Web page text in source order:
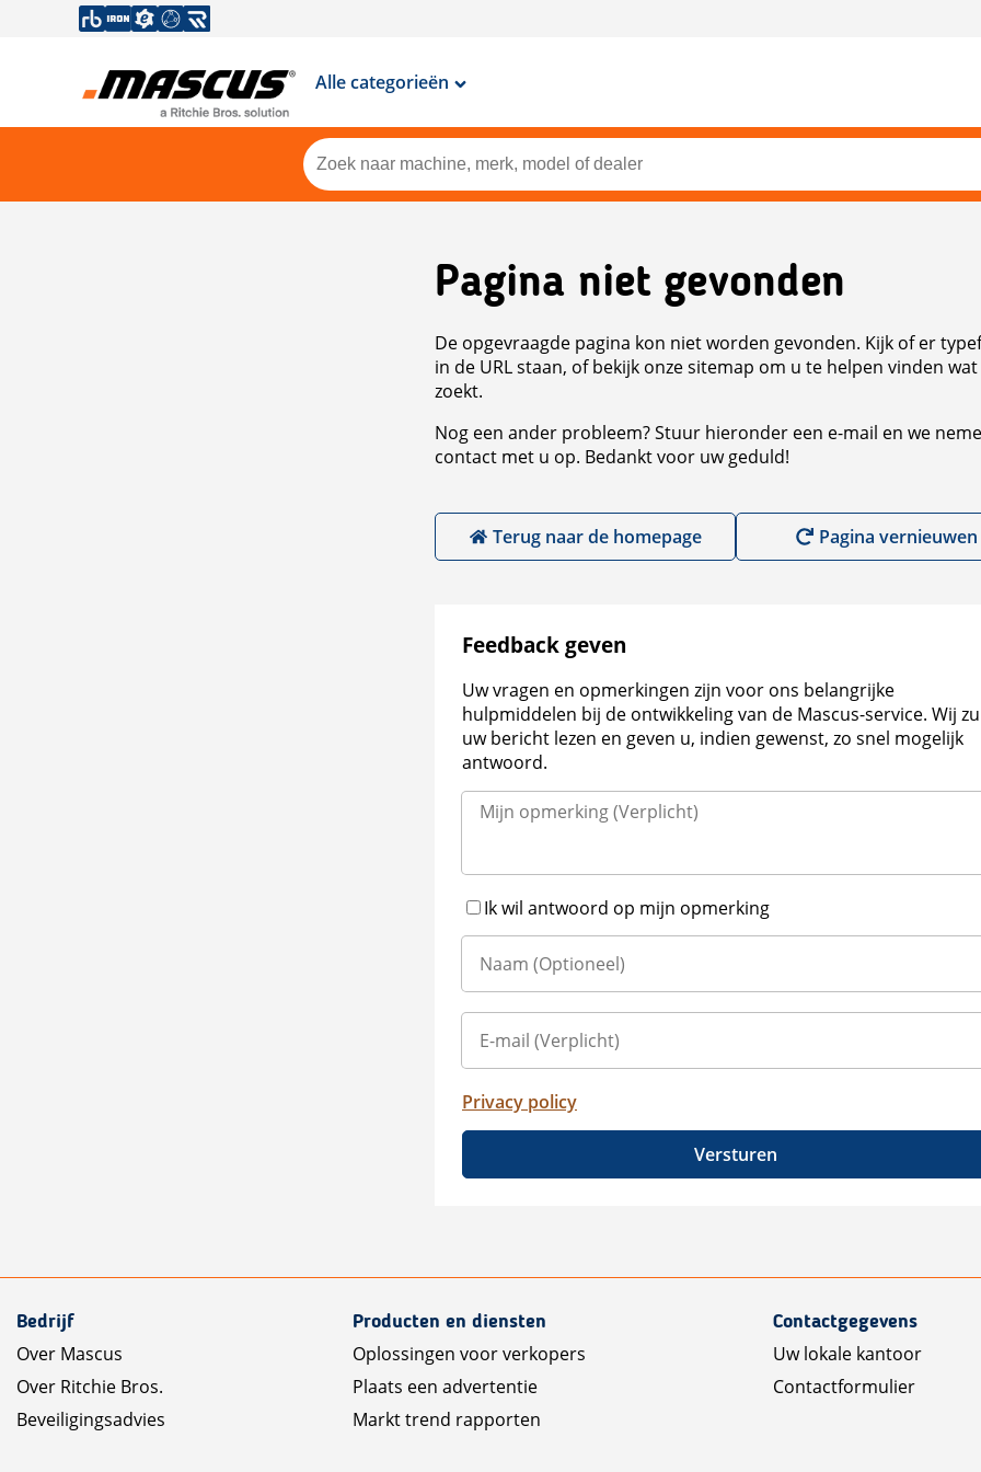
Alle categorieën
Pagina niet gevonden
De opgevraagde pagina kon niet worden gevonden. Kijk of er
in de URL staan, of bekijk onze sitemap om u te helpen vinden
zoekt.
Nog een ander probleem? Stuur hieronder een e-mail en we
contact met u op. Bedankt voor uw geduld!
Terug naar de homepage Pagina vernieuwen
Feedback geven
Uw vragen en opmerkingen zijn voor ons belangrijke
hulpmiddelen bij de ontwikkeling van de Mascus-service. Wij
uw bericht lezen en geven u, indien gewenst, zo snel mogelijk
antwoord.
Ik wil antwoord op mijn opmerking
Privacy policy
Versturen
Bedrijf
Over Mascus
Over Ritchie Bros.
Beveiligingsadvies
Producten en diensten
Oplossingen voor verkopers
Plaats een advertentie
Markt trend rapporten
Contactgegevens
Uw lokale kantoor
Contactformulier